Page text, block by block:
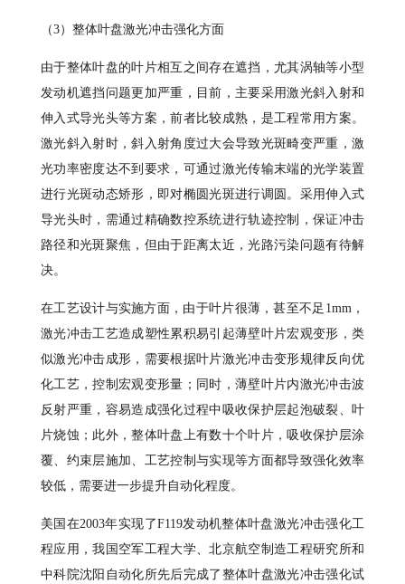
（3）整体叶盘激光冲击强化方面
由于整体叶盘的叶片相互之间存在遮挡，尤其涡轴等小型
发动机遮挡问题更加严重，目前，主要采用激光斜入射和
伸入式导光头等方案，前者比较成熟，是工程常用方案。
激光斜入射时，斜入射角度过大会导致光斑畸变严重，激
光功率密度达不到要求，可通过激光传输末端的光学装置
进行光斑动态矫形，即对椭圆光斑进行调圆。采用伸入式
导光头时，需通过精确数控系统进行轨迹控制，保证冲击
路径和光斑聚焦，但由于距离太近，光路污染问题有待解
决。
在工艺设计与实施方面，由于叶片很薄，甚至不足1mm，
激光冲击工艺造成塑性累积易引起薄壁叶片宏观变形，类
似激光冲击成形，需要根据叶片激光冲击变形规律反向优
化工艺，控制宏观变形量；同时，薄壁叶片内激光冲击波
反射严重，容易造成强化过程中吸收保护层起泡破裂、叶
片烧蚀；此外，整体叶盘上有数十个叶片，吸收保护层涂
覆、约束层施加、工艺控制与实现等方面都导致强化效率
较低，需要进一步提升自动化程度。
美国在2003年实现了F119发动机整体叶盘激光冲击强化工
程应用，我国空军工程大学、北京航空制造工程研究所和
中科院沈阳自动化所先后完成了整体叶盘激光冲击强化试